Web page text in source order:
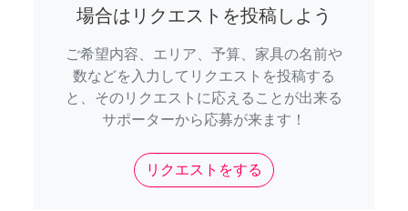
場合はリクエストを投稿しよう
ご希望内容、エリア、予算、家具の名前や
数などを入力してリクエストを投稿する
と、そのリクエストに応えることが出来る
サポーターから応募が来ます！
リクエストをする